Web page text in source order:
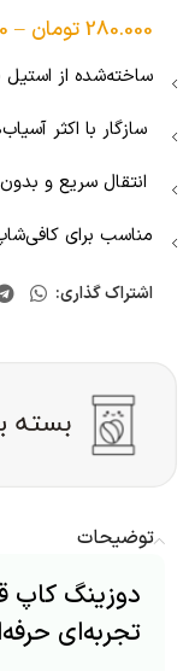
280.000تومان –
ساخته‌شده از استیل
سازگار با اکثر
انتقال سریع و
مناسب برای
اشتراک گذاری:
توضیحات
دوزینگ کاپ
تجربه‌ای